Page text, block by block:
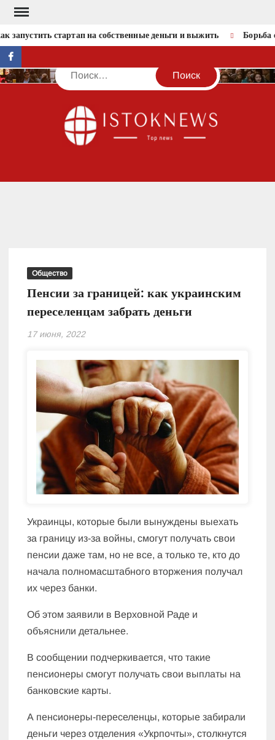
Перейти
содержимому
запустить стартап на собственные деньги и выжить Борьба
facebook
Поиск
Общество
Пенсии за границей: как украинским
переселенцам забрать деньги
17 июня, 2022
Украинцы, которые были вынуждены выехать
за границу из-за войны, смогут получать свои
пенсии даже там, но не все, а только те, кто до
начала полномасштабного вторжения получал
их через банки.
Об этом заявили в Верховной Раде и
объяснили детальнее.
В сообщении подчеркивается, что такие
пенсионеры смогут получать свои выплаты на
банковские карты.
А пенсионеры-переселенцы, которые забирали
деньги через отделения «Укрпочты», столкнутся